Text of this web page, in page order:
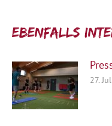
Ebenfalls
27.